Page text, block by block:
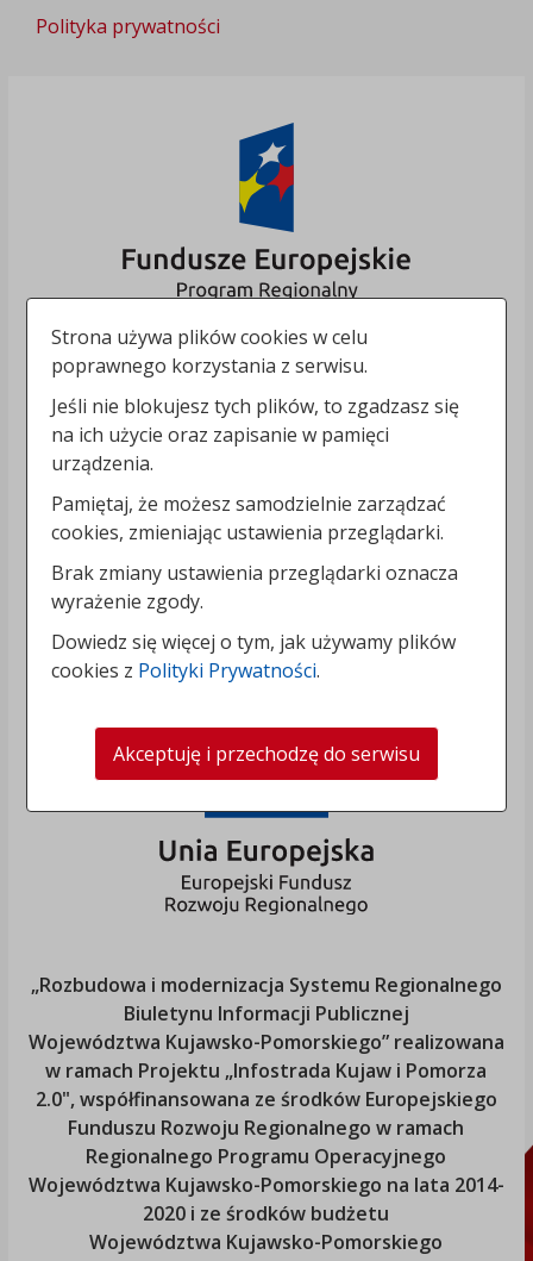
Polityka prywatności
„Rozbudowa i modernizacja Systemu Regionalnego
Biuletynu Informacji Publicznej
Województwa Kujawsko-Pomorskiego” realizowana
w ramach Projektu „Infostrada Kujaw i Pomorza
2.0", współfinansowana ze środków Europejskiego
Funduszu Rozwoju Regionalnego w ramach
Regionalnego Programu Operacyjnego
Województwa Kujawsko-Pomorskiego na lata 2014-
2020 i ze środków budżetu
Województwa Kujawsko-Pomorskiego
Strona używa plików cookies w celu
poprawnego korzystania z serwisu.
Jeśli nie blokujesz tych plików, to zgadzasz się
na ich użycie oraz zapisanie w pamięci
urządzenia.
Pamiętaj, że możesz samodzielnie zarządzać
cookies, zmieniając ustawienia przeglądarki.
Brak zmiany ustawienia przeglądarki oznacza
wyrażenie zgody.
Dowiedz się więcej o tym, jak używamy plików
cookies z Polityki Prywatności.
Akceptuję i przechodzę do serwisu